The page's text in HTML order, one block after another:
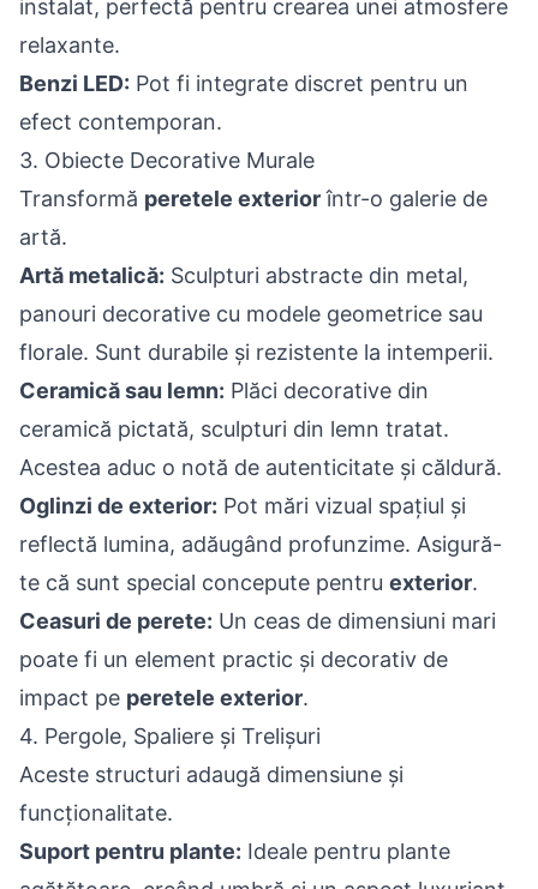
instalat, perfectă pentru crearea unei atmosfere
relaxante.
Benzi LED: Pot fi integrate discret pentru un
efect contemporan.
3. Obiecte Decorative Murale
Transformă peretele exteriorîntr-o galerie de
artă.
Artă metalică: Sculpturi abstracte din metal,
panouri decorative cu modele geometrice sau
florale. Sunt durabile și rezistente la intemperii.
Ceramică sau lemn: Plăci decorative din
ceramică pictată, sculpturi din lemn tratat.
Acestea aduc o notă de autenticitate și căldură.
Oglinzi de exterior: Pot mări vizual spațiul și
reflectă lumina, adăugând profunzime. Asigură-
te că sunt special concepute pentru exterior.
Ceasuri de perete: Un ceas de dimensiuni mari
poate fi un element practic și decorativ de
impact pe peretele exterior.
4. Pergole, Spaliere și Trelișuri
Aceste structuri adaugă dimensiune și
funcționalitate.
Suport pentru plante: Ideale pentru plante